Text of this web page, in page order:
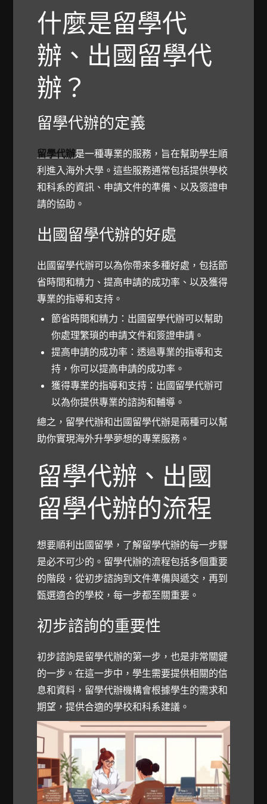
什麼是留學代
辦、出國留學代
辦？
留學代辦的定義
留學代辦是一種專業的服務，旨在幫助學生順
利進入海外大學。這些服務通常包括提供學校
和科系的資訊、申請文件的準備、以及簽證申
請的協助。
出國留學代辦的好處
出國留學代辦可以為你帶來多種好處，包括節
省時間和精力、提高申請的成功率、以及獲得
專業的指導和支持。
節省時間和精力：出國留學代辦可以幫助
你處理繁瑣的申請文件和簽證申請。
提高申請的成功率：透過專業的指導和支
持，你可以提高申請的成功率。
獲得專業的指導和支持：出國留學代辦可
以為你提供專業的諮詢和輔導。
總之，留學代辦和出國留學代辦是兩種可以幫
助你實現海外升學夢想的專業服務。
留學代辦、出國
留學代辦的流程
想要順利出國留學，了解留學代辦的每一步驟
是必不可少的。留學代辦的流程包括多個重要
的階段，從初步諮詢到文件準備與遞交，再到
甄選適合的學校，每一步都至關重要。
初步諮詢的重要性
初步諮詢是留學代辦的第一步，也是非常關鍵
的一步。在這一步中，學生需要提供相關的信
息和資料，留學代辦機構會根據學生的需求和
期望，提供合適的學校和科系建議。